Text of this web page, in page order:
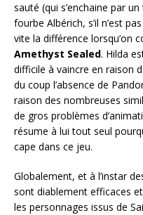
sauté (qui s’enchaine par
fourbe Albérich, s’il n’est
vite la différence lorsqu’on
Amethyst Sealed. Hilda
difficile à vaincre en raison
du coup l’absence de
raison des nombreuses
de gros problèmes
résume à lui tout seul
cape dans ce jeu.
Globalement, et à l’instar
sont diablement efficaces
les personnages issus de